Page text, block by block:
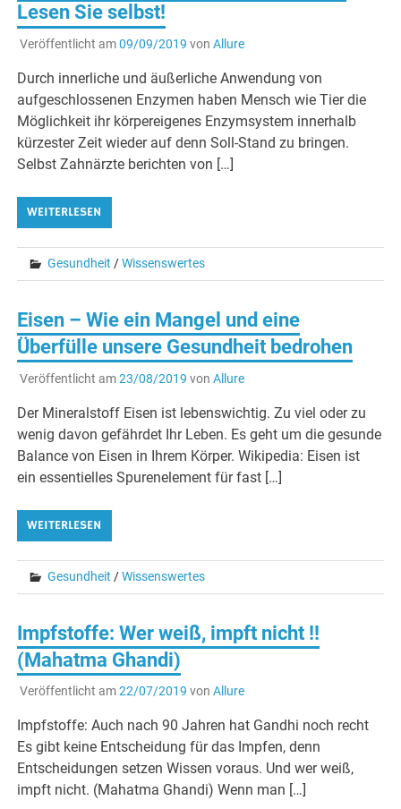
Lesen Sie selbst!
Veröffentlicht am09/09/2019 von Allure
Durch innerliche und äußerliche Anwendung von
aufgeschlossenen Enzymen haben Mensch wie Tier die
Möglichkeit ihr körpereigenes Enzymsystem innerhalb
kürzester Zeit wieder auf denn Soll-Stand zu bringen.
Selbst Zahnärzte berichten von […]
WEITERLESEN
Gesundheit /Wissenswertes
Eisen – Wie ein Mangel und eine
Überfülle unsere Gesundheit bedrohen
Veröffentlicht am23/08/2019 von Allure
Der Mineralstoff Eisen ist lebenswichtig. Zu viel oder zu
wenig davon gefährdet Ihr Leben. Es geht um die gesunde
Balance von Eisen in Ihrem Körper. Wikipedia: Eisen ist
ein essentielles Spurenelement für fast […]
WEITERLESEN
Gesundheit /Wissenswertes
Impfstoffe: Wer weiß, impft nicht !!
(Mahatma Ghandi)
Veröffentlicht am22/07/2019 von Allure
Impfstoffe: Auch nach 90 Jahren hat Gandhi noch recht
Es gibt keine Entscheidung für das Impfen, denn
Entscheidungen setzen Wissen voraus. Und wer weiß,
impft nicht. (Mahatma Ghandi) Wenn man […]